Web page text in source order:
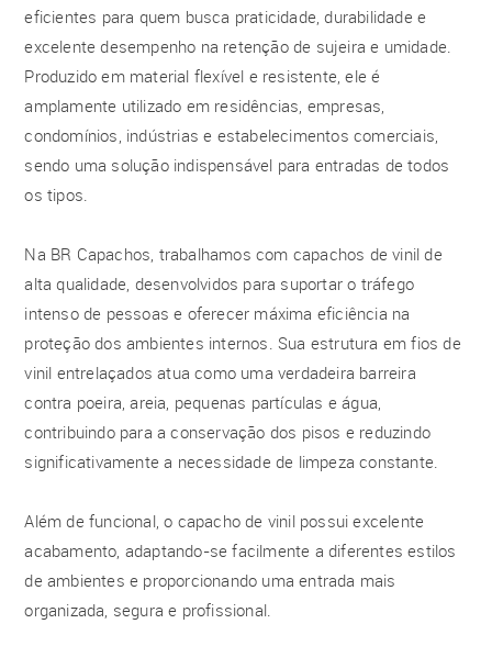
eficientes para quem busca praticidade, durabilidade e
excelente desempenho na retenção de sujeira e umidade.
Produzido em material flexível e resistente, ele é
amplamente utilizado em residências, empresas,
condomínios, indústrias e estabelecimentos comerciais,
sendo uma solução indispensável para entradas de todos
os tipos.
Na BR Capachos, trabalhamos com capachos de vinil de
alta qualidade, desenvolvidos para suportar o tráfego
intenso de pessoas e oferecer máxima eficiência na
proteção dos ambientes internos. Sua estrutura em fios de
vinil entrelaçados atua como uma verdadeira barreira
contra poeira, areia, pequenas partículas e água,
contribuindo para a conservação dos pisos e reduzindo
significativamente a necessidade de limpeza constante.
Além de funcional, o capacho de vinil possui excelente
acabamento, adaptando-se facilmente a diferentes estilos
de ambientes e proporcionando uma entrada mais
organizada, segura e profissional.